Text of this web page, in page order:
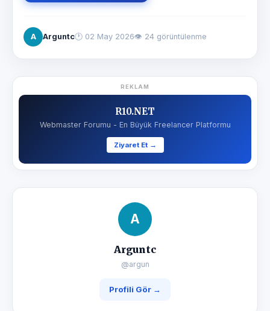
A Arguntc🕐 02 May 2026👁 24 görüntülenme
REKLAM
R10.NET
Webmaster Forumu - En Büyük Freelancer Platformu
Ziyaret Et →
A
Arguntc
@argun
Profili Gör →